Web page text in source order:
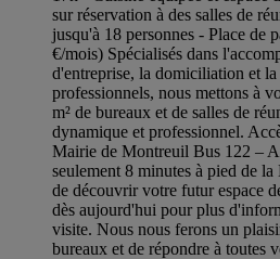
sur réservation à des salles de
jusqu'à 18 personnes - Place de
€/mois) Spécialisés dans
d'entreprise, la domiciliation et la
professionnels, nous mettons à
m² de bureaux et de salles de
dynamique et professionnel.
Mairie de Montreuil Bus 122 –
seulement 8 minutes à pied de
de découvrir votre futur espace
dès aujourd'hui pour plus
visite. Nous nous ferons un
bureaux et de répondre à toutes